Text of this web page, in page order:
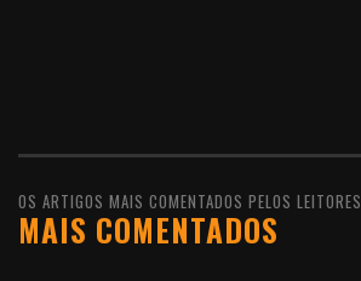
OS ARTIGOS MAIS COMENTADOS PELOS LEITORES
MAIS COMENTADOS